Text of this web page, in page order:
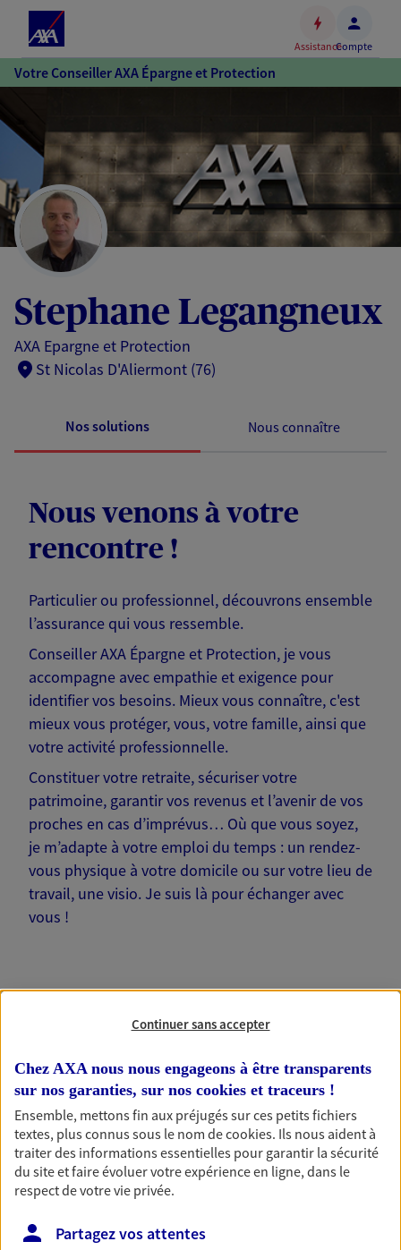
Accéder
au
Accéder
au
pied
de
page
AssistanceCompte
Votre Conseiller AXA Épargne et Protection
Stephane Legangneux
AXA Epargne et Protection
St Nicolas D'Aliermont (76)
Nos solutions Nous connaître
Nous venons à votre
rencontre !
Particulier ou professionnel, découvrons ensemble
l’assurance qui vous ressemble.
Conseiller AXA Épargne et Protection, je vous
accompagne avec empathie et exigence pour
identifier vos besoins. Mieux vous connaître, c'est
mieux vous protéger, vous, votre famille, ainsi que
votre activité professionnelle.
Constituer votre retraite, sécuriser votre
patrimoine, garantir vos revenus et l’avenir de vos
proches en cas d’imprévus… Où que vous soyez,
je m’adapte à votre emploi du temps : un rendez-
vous physique à votre domicile ou sur votre lieu de
travail, une visio. Je suis là pour échanger avec
vous !
Nos offres phares
Épargne
Réalisez vos projets grâce à votre épargne : achat
immobilier, études des enfants ou voyage autour
du monde… Épargnez à votre rythme et
simplement, selon votre profil.
Découvrir les offres Épargne
Continuer sans accepter
Chez AXA nous nous engageons à être transparents
sur nos garanties, sur nos cookies et traceurs !
Ensemble, mettons fin aux préjugés sur ces petits fichiers
textes, plus connus sous le nom decookies. Ils nous aident à
traiter des informations essentielles pour garantir la sécurité
du site et faire évoluer votre expérience en ligne, dans le
respect de votre vie privée.
Partagez vos attentes